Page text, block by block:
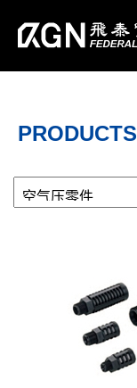
PRODUCTS